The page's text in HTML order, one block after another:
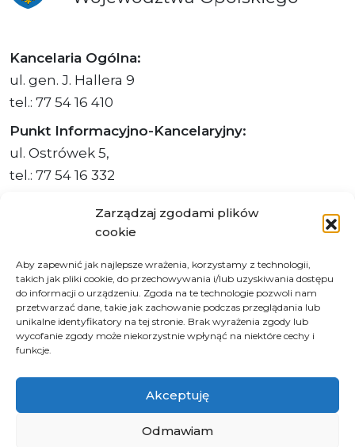
Zarządzaj zgodami plików
cookie
Aby zapewnić jak najlepsze wrażenia, korzystamy z technologii,
takich jak pliki cookie, do przechowywania i/lub uzyskiwania dostępu
do informacji o urządzeniu. Zgoda na te technologie pozwoli nam
przetwarzać dane, takie jak zachowanie podczas przeglądania lub
unikalne identyfikatory na tej stronie. Brak wyrażenia zgody lub
wycofanie zgody może niekorzystnie wpłynąć na niektóre cechy i
funkcje.
Akceptuję
Odmawiam
Kancelaria Ogólna:
ul. gen. J. Hallera 9
tel.: 77 54 16 410
Punkt Informacyjno-Kancelaryjny:
ul. Ostrówek 5,
tel.: 77 54 16 332
faks: 77 54 16 512
Adres ePUAP Urzędu: /q877fxtk55/SkrytkaESP
Urzędu: AE:PL-66703-73759-IGTUV-14